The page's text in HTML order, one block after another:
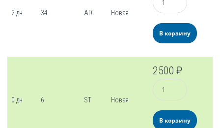
2 дн 34 AD Новая
В корзину
0 дн 6 ST Новая
2500₽
Количество
В корзину